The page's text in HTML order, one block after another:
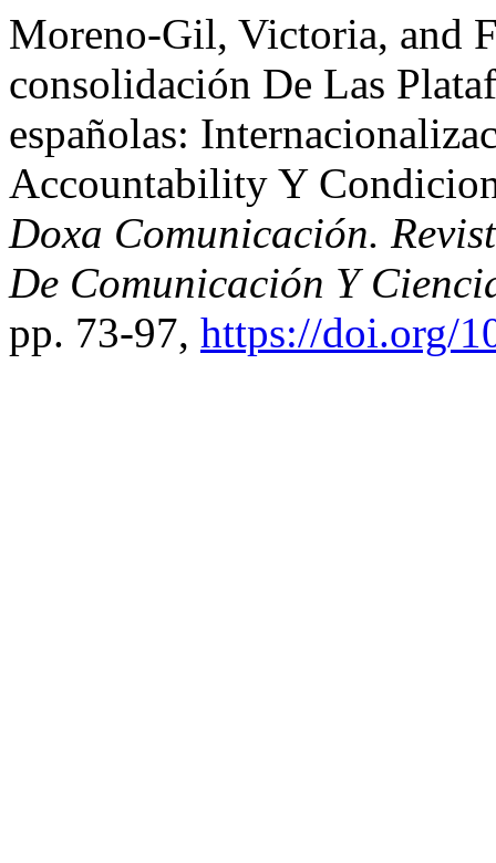
Moreno-Gil, Victoria, and
consolidación De Las
españolas:
Accountability Y
Doxa Comunicación.
De Comunicación Y
pp. 73-97, https://doi.org/